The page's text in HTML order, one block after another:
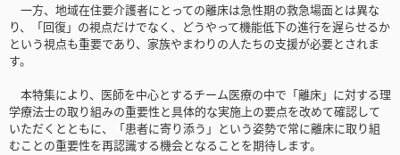
一方、地域在住要介護者にとっての離床は急性期の救急場面とは異な
り、「回復」の視点だけでなく、どうやって機能低下の進行を遅らせるか
という視点も重要であり、家族やまわりの人たちの支援が必要とされま
す。
本特集により、医師を中心とするチーム医療の中で「離床」に対する理
学療法士の取り組みの重要性と具体的な実施上の要点を改めて確認して
いただくとともに、「患者に寄り添う」という姿勢で常に離床に取り組
むことの重要性を再認識する機会となることを期待します。